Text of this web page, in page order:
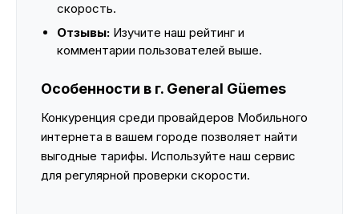
скорость.
Отзывы: Изучите наш рейтинг и
комментарии пользователей выше.
Особенности в г. General Güemes
Конкуренция среди провайдеров Мобильного
интернета в вашем городе позволяет найти
выгодные тарифы. Используйте наш сервис
для регулярной проверки скорости.